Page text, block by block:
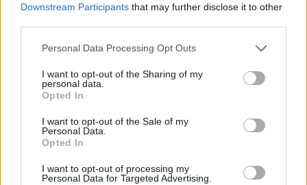
Downstream Participants that may further disclose it to other
Please note that this website/app uses one or more Google
not limited to your visit or usage behaviour. You may click to
grant or deny consent to Google and its third-party tags to
use your data for below specified purposes in below Google
consent section.
Personal Data Processing Opt Outs
I want to opt-out of the Sharing of my
personal data.
Opted In
I want to opt-out of the Sale of my
Personal Data.
Opted In
I want to opt-out of processing my
Personal Data for Targeted Advertising.